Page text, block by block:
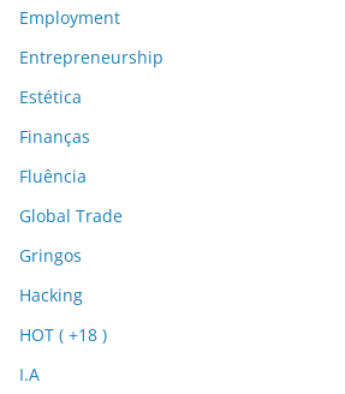
Employment
Entrepreneurship
Estética
Finanças
Fluência
Global Trade
Gringos
Hacking
HOT ( +18 )
I.A